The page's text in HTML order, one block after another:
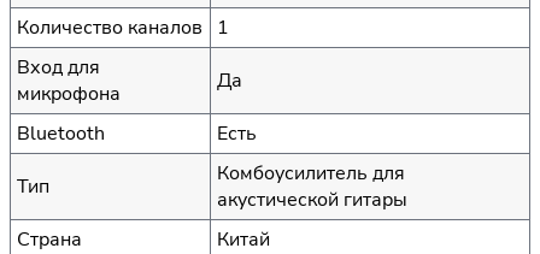
Количество каналов
1
Вход для
микрофона
Да
Bluetooth
Есть
Тип
Комбоусилитель для
акустической гитары
Страна
Китай